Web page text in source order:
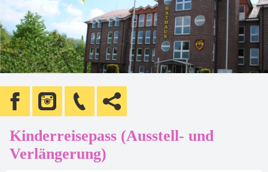
Kinderreisepass (Ausstell- und
Verlängerung)